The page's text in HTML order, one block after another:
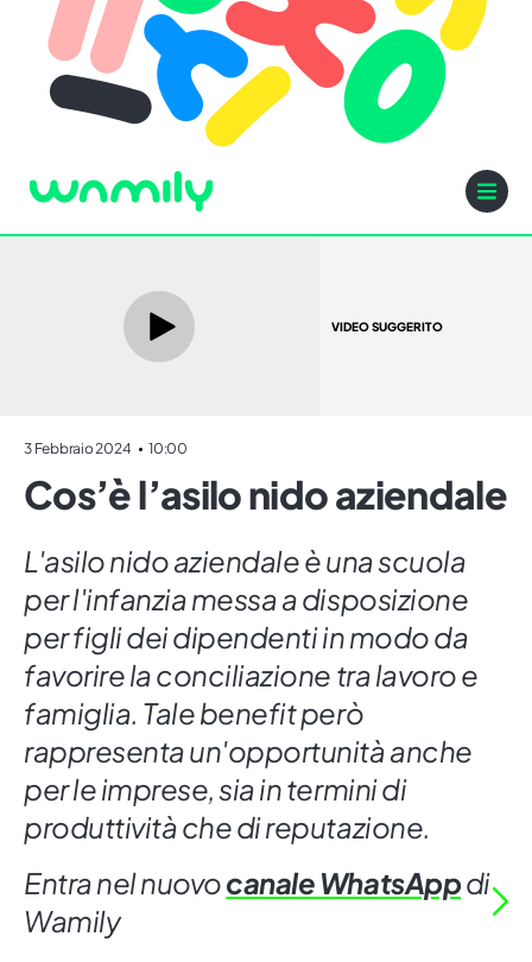
VIDEO SUGGERITO
3 Febbraio 2024 10:00
Cos’è l’asilo nido aziendale
L'asilo nido aziendale è una scuola
per l'infanzia messa a disposizione
per figli dei dipendenti in modo da
favorire la conciliazione tra lavoro e
famiglia. Tale benefit però
rappresenta un'opportunità anche
per le imprese, sia in termini di
produttività che di reputazione.
Entra nel nuovocanale WhatsAppdi
Wamily